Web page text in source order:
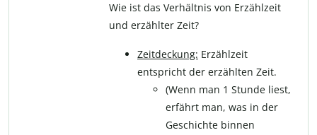
Wie ist das Verhältnis von Erzählzeit
und erzählter Zeit?
Zeitdeckung: Erzählzeit
entspricht der erzählten Zeit.
(Wenn man 1 Stunde liest,
erfährt man, was in der
Geschichte binnen